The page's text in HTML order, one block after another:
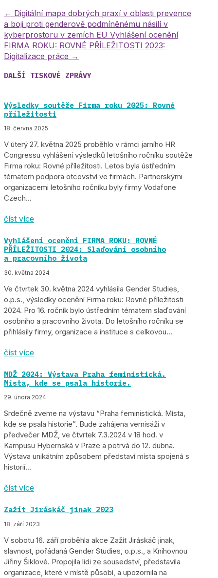
← Digitální mapa dobrých praxí v oblasti prevence
a boji proti genderově podmíněnému násilí v
kyberprostoru v zemích EU Vyhlášení ocenění
FIRMA ROKU: ROVNÉ PŘÍLEŽITOSTI 2023:
Digitalizace práce →
DALŠÍ TISKOVÉ ZPRÁVY
Výsledky soutěže Firma roku 2025: Rovné
příležitosti
18. června 2025
V úterý 27. května 2025 proběhlo v rámci jarního HR
Congressu vyhlášení výsledků letošního ročníku soutěže
Firma roku: Rovné příležitosti. Letos byla ústředním
tématem podpora otcovství ve firmách. Partnerskými
organizacemi letošního ročníku byly firmy Vodafone
Czech...
číst více
Vyhlášení ocenění FIRMA ROKU: ROVNÉ
PŘÍLEŽITOSTI 2024: Slaďování osobního
a pracovního života
30. května 2024
Ve čtvrtek 30. května 2024 vyhlásila Gender Studies,
o.p.s., výsledky ocenění Firma roku: Rovné příležitosti
2024. Pro 16. ročník bylo ústředním tématem slaďování
osobního a pracovního života. Do letošního ročníku se
přihlásily firmy, organizace a instituce s celkovou...
číst více
MDŽ 2024: Výstava Praha feministická.
Místa, kde se psala historie.
29. února 2024
Srdečně zveme na výstavu “Praha feministická. Místa,
kde se psala historie”. Bude zahájena vernisáží v
předvečer MDŽ, ve čtvrtek 7.3.2024 v 18 hod. v
Kampusu Hybernská v Praze a potrvá do 12. dubna.
Výstava unikátním způsobem představí místa spojená s
historií...
číst více
Zažít Jiráskáč jinak 2023
18. září 2023
V sobotu 16. září proběhla akce Zažít Jiráskáč jinak,
slavnost, pořádaná Gender Studies, o.p.s., a Knihovnou
Jiřiny Šiklové. Propojila lidi ze sousedství, představila
organizace, které v místě působí, a upozornila na